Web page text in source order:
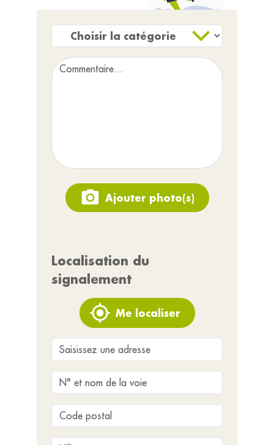
Ajouter photo(s)
Localisation du
signalement
Me localiser